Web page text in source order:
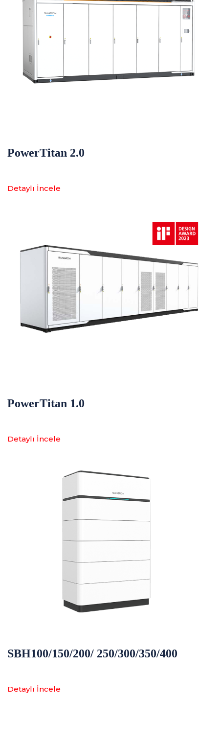
PowerTitan 2.0
Detaylı İncele
PowerTitan 1.0
Detaylı İncele
SBH100/150/200/ 250/300/350/400
Detaylı İncele